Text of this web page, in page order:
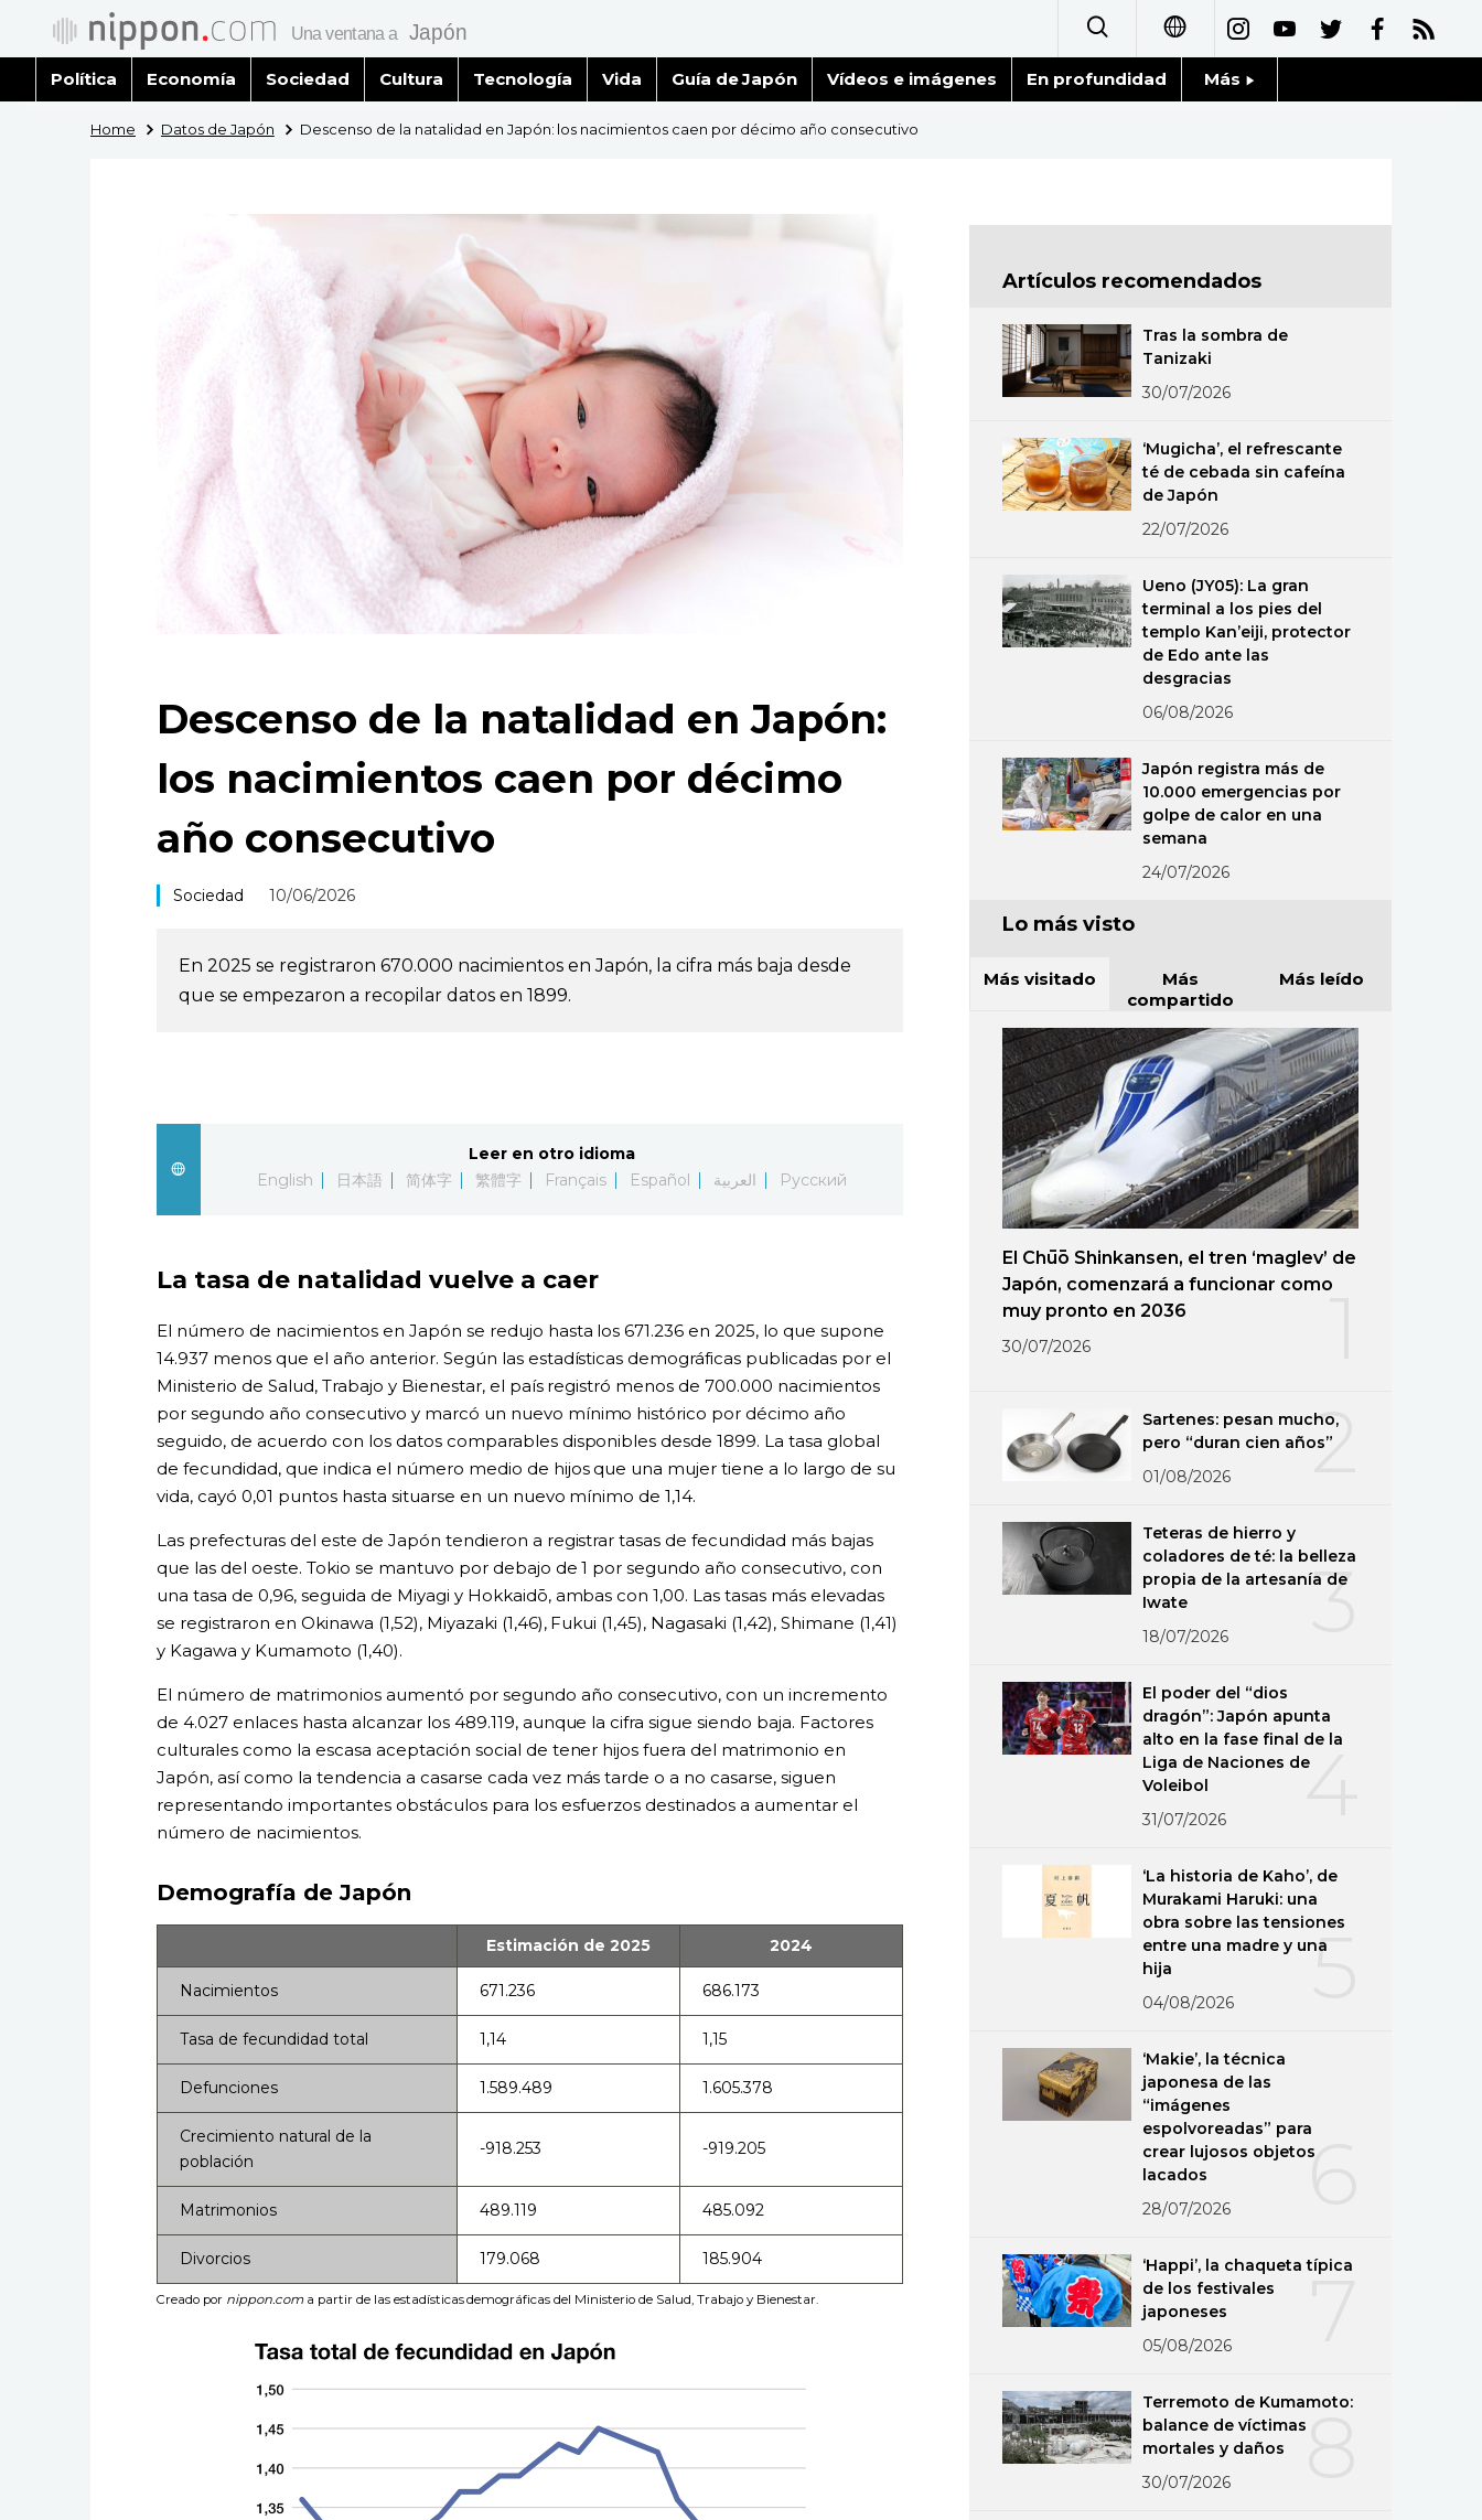
日本語
العربية
Política Economía Sociedad Cultura Tecnología Vida Guía de Japón Vídeos e imágenes En profundidad Más
Blog
Avisos
Home Datos de Japón Descenso de la natalidad en Japón: los nacimientos caen por décimo año consecutivo
Descenso de la natalidad en Japón:
los nacimientos caen por décimo
año consecutivo
Sociedad 10/06/2026
En 2025 se registraron 670.000 nacimientos en Japón, la cifra más baja desde
que se empezaron a recopilar datos en 1899.
Leer en otro idioma
English
日本語 简体字 繁體字 Français Español العربية Русский
La tasa de natalidad vuelve a caer
El número de nacimientos en Japón se redujo hasta los 671.236 en 2025, lo que supone
14.937 menos que el año anterior. Según las estadísticas demográficas publicadas por el
Ministerio de Salud, Trabajo y Bienestar, el país registró menos de 700.000 nacimientos
por segundo año consecutivo y marcó un nuevo mínimo histórico por décimo año
seguido, de acuerdo con los datos comparables disponibles desde 1899. La tasa global
de fecundidad, que indica el número medio de hijos que una mujer tiene a lo largo de su
vida, cayó 0,01 puntos hasta situarse en un nuevo mínimo de 1,14.
Las prefecturas del este de Japón tendieron a registrar tasas de fecundidad más bajas
que las del oeste. Tokio se mantuvo por debajo de 1 por segundo año consecutivo, con
una tasa de 0,96, seguida de Miyagi y Hokkaidō, ambas con 1,00. Las tasas más elevadas
se registraron en Okinawa (1,52), Miyazaki (1,46), Fukui (1,45), Nagasaki (1,42), Shimane (1,41)
y Kagawa y Kumamoto (1,40).
El número de matrimonios aumentó por segundo año consecutivo, con un incremento
de 4.027 enlaces hasta alcanzar los 489.119, aunque la cifra sigue siendo baja. Factores
culturales como la escasa aceptación social de tener hijos fuera del matrimonio en
Japón, así como la tendencia a casarse cada vez más tarde o a no casarse, siguen
representando importantes obstáculos para los esfuerzos destinados a aumentar el
número de nacimientos.
Demografía de Japón
Estimación de 2025 2024
Nacimientos 671.236 686.173
Tasa de fecundidad total 1,14 1,15
Defunciones 1.589.489 1.605.378
Crecimiento natural de la
población
-918.253 -919.205
Matrimonios 489.119 485.092
Divorcios 179.068 185.904
Creado por nippon.coma partir de las estadísticas demográficas del Ministerio de Salud, Trabajo y Bienestar.
Artículos recomendados
Tras la sombra de
Tanizaki
30/07/2026
‘Mugicha’, el refrescante
té de cebada sin cafeína
de Japón
22/07/2026
Ueno (JY05): La gran
terminal a los pies del
templo Kan’eiji, protector
de Edo ante las
desgracias
06/08/2026
Japón registra más de
10.000 emergencias por
golpe de calor en una
semana
24/07/2026
Lo más visto
Más visitado
Más
compartido
Más leído
El Chūō Shinkansen, el tren ‘maglev’ de
Japón, comenzará a funcionar como
muy pronto en 2036
30/07/2026
2
Sartenes: pesan mucho,
pero “duran cien años”
01/08/2026
3
Teteras de hierro y
coladores de té: la belleza
propia de la artesanía de
Iwate
18/07/2026
4
El poder del “dios
dragón”: Japón apunta
alto en la fase final de la
Liga de Naciones de
Voleibol
31/07/2026
5
‘La historia de Kaho’, de
Murakami Haruki: una
obra sobre las tensiones
entre una madre y una
hija
04/08/2026
6
‘Makie’, la técnica
japonesa de las
“imágenes
espolvoreadas” para
crear lujosos objetos
lacados
28/07/2026
7
‘Happi’, la chaqueta típica
de los festivales
japoneses
05/08/2026
8
Terremoto de Kumamoto:
balance de víctimas
mortales y daños
30/07/2026